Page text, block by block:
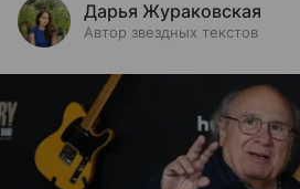
Дарья Жураковская
Автор звездных текстов